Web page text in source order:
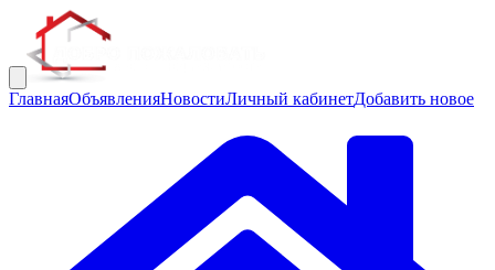
ГлавнаяОбъявленияНовостиЛичный кабинетДобавить новое